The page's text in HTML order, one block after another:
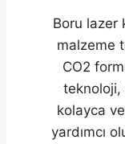
Boru lazer
malzeme
CO2
teknoloji,
kolayca
yardımcı